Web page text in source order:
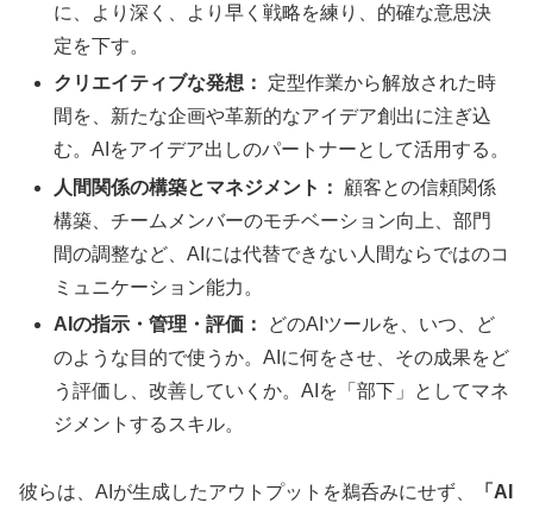
に、より深く、より早く戦略を練り、的確な意思決
定を下す。
クリエイティブな発想：
定型作業から解放された時
間を、新たな企画や革新的なアイデア創出に注ぎ込
む。AIをアイデア出しのパートナーとして活用する。
人間関係の構築とマネジメント：
顧客との信頼関係
構築、チームメンバーのモチベーション向上、部門
間の調整など、AIには代替できない人間ならではのコ
ミュニケーション能力。
AIの指示・管理・評価：
どのAIツールを、いつ、ど
のような目的で使うか。AIに何をさせ、その成果をど
う評価し、改善していくか。AIを「部下」としてマネ
ジメントするスキル。
彼らは、AIが生成したアウトプットを鵜呑みにせず、
「AI